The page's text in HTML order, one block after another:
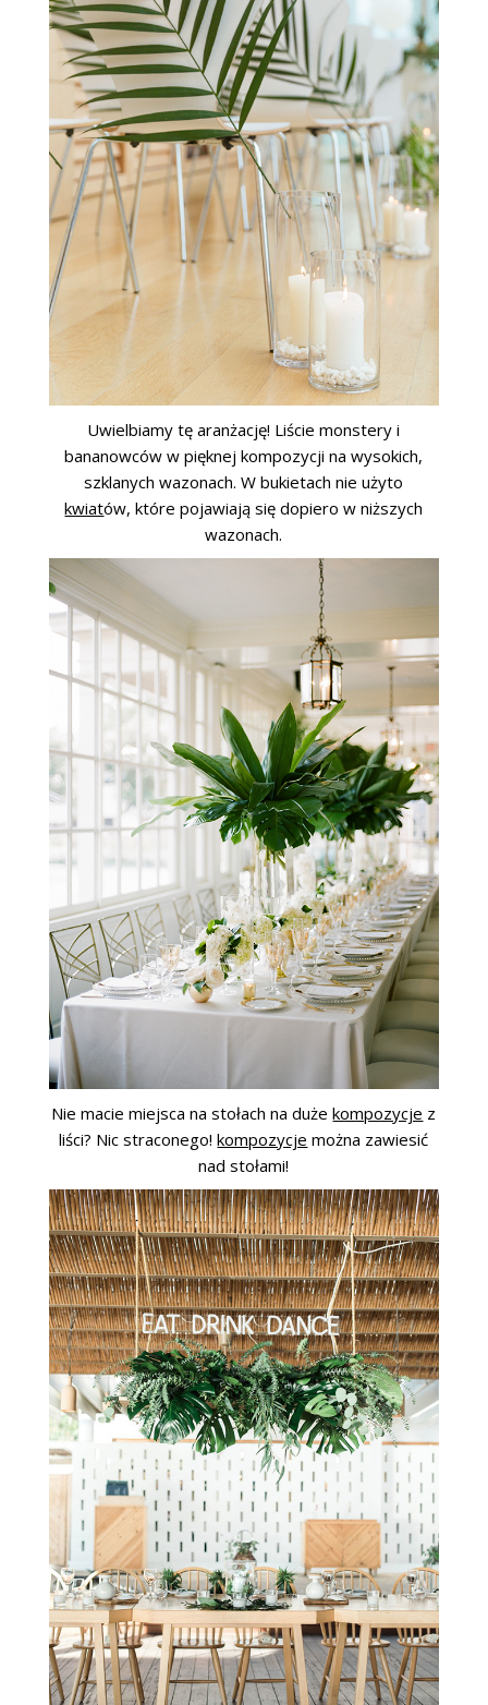
Uwielbiamy tę aranżację! Liście monstery i
bananowców w pięknej kompozycji na wysokich,
szklanych wazonach. W bukietach nie użyto
kwiatów, które pojawiają się dopiero w niższych
wazonach.
Nie macie miejsca na stołach na dużekompozycje z
liści? Nic straconego!kompozycje można zawiesić
nad stołami!